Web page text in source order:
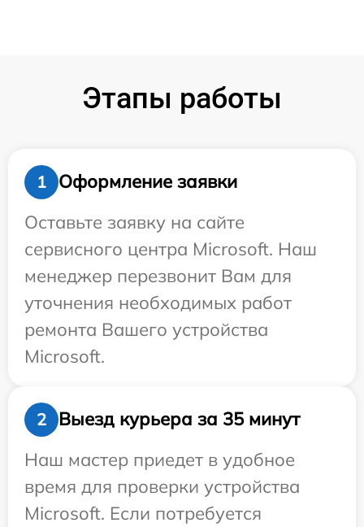
Этапы работы
1
Оформление заявки
Оставьте заявку на сайте
сервисного центра Microsoft. Наш
менеджер перезвонит Вам для
уточнения необходимых работ
ремонта Вашего устройства
Microsoft.
2
Выезд курьера за 35 минут
Наш мастер приедет в удобное
время для проверки устройства
Microsoft. Если потребуется